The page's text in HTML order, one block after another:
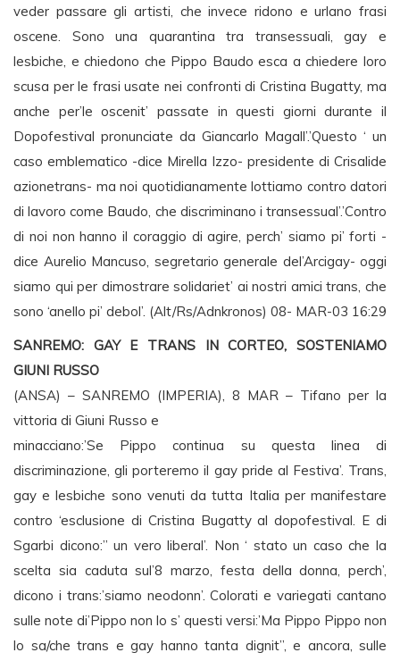
veder passare gli artisti, che invece ridono e urlano frasi
oscene. Sono una quarantina tra transessuali, gay e
lesbiche, e chiedono che Pippo Baudo esca a chiedere loro
scusa per le frasi usate nei confronti di Cristina Bugatty, ma
anche per’le oscenit’ passate in questi giorni durante il
Dopofestival pronunciate da Giancarlo Magall’.’Questo ‘ un
caso emblematico -dice Mirella Izzo- presidente di Crisalide
azionetrans- ma noi quotidianamente lottiamo contro datori
di lavoro come Baudo, che discriminano i transessual’.’Contro
di noi non hanno il coraggio di agire, perch’ siamo pi’ forti -
dice Aurelio Mancuso, segretario generale del’Arcigay- oggi
siamo qui per dimostrare solidariet’ ai nostri amici trans, che
sono ‘anello pi’ debol’. (Alt/Rs/Adnkronos) 08- MAR-03 16:29
SANREMO: GAY E TRANS IN CORTEO, SOSTENIAMO
GIUNI RUSSO
(ANSA) – SANREMO (IMPERIA), 8 MAR – Tifano per la
vittoria di Giuni Russo e
minacciano:’Se Pippo continua su questa linea di
discriminazione, gli porteremo il gay pride al Festiva’. Trans,
gay e lesbiche sono venuti da tutta Italia per manifestare
contro ‘esclusione di Cristina Bugatty al dopofestival. E di
Sgarbi dicono:” un vero liberal’. Non ‘ stato un caso che la
scelta sia caduta sul’8 marzo, festa della donna, perch’,
dicono i trans:’siamo neodonn’. Colorati e variegati cantano
sulle note di’Pippo non lo s’ questi versi:’Ma Pippo Pippo non
lo sa/che trans e gay hanno tanta dignit”, e ancora, sulle